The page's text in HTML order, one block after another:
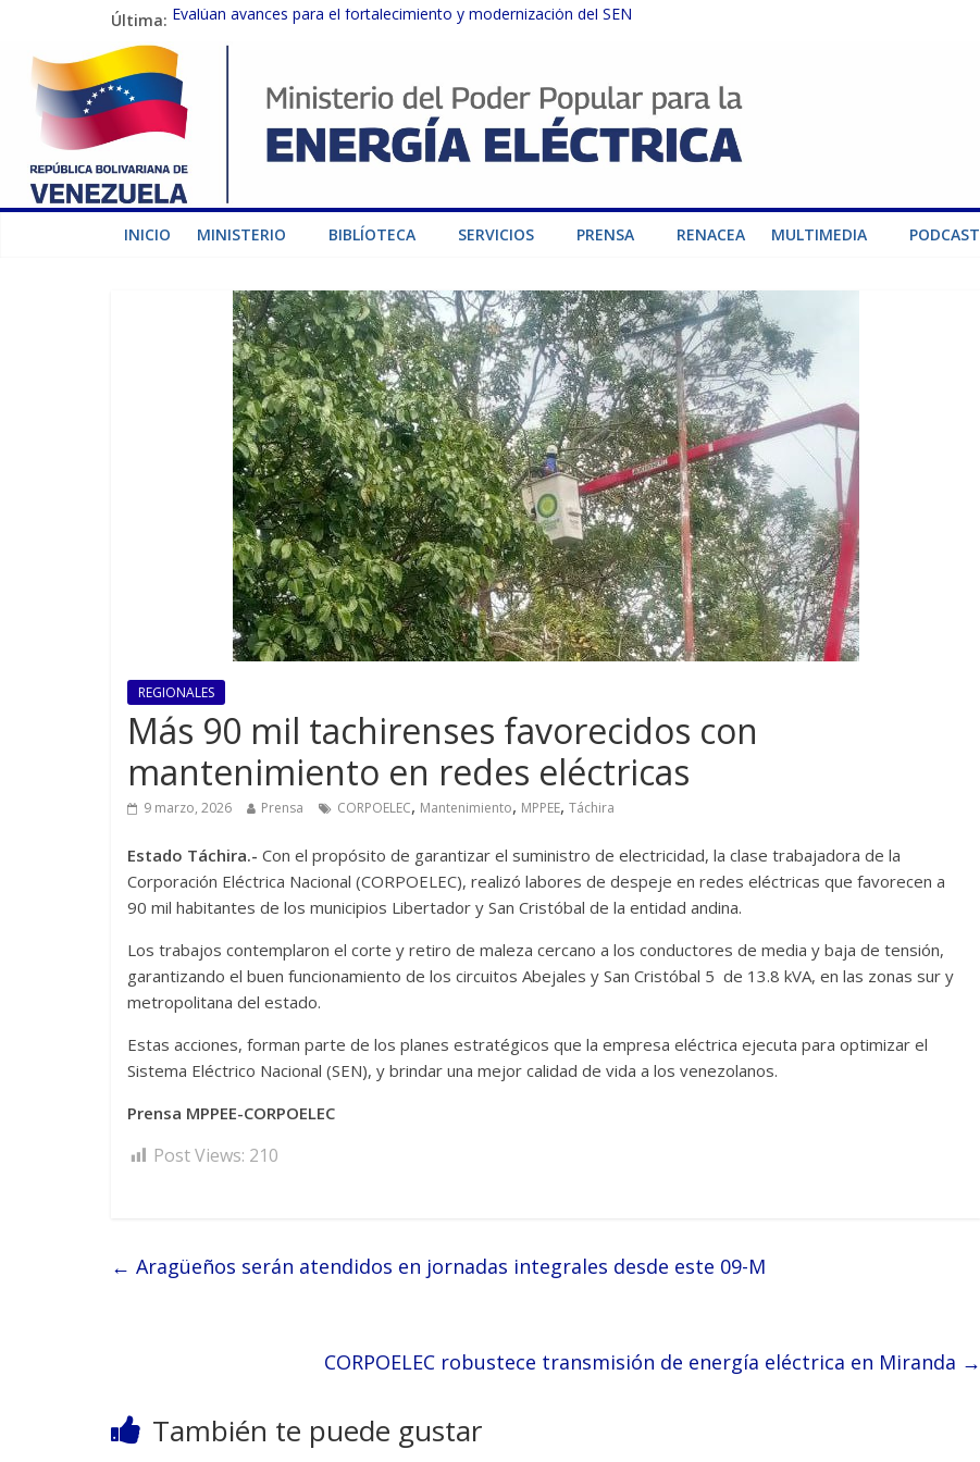
Última: Evalúan avances para el fortalecimiento y modernización del SEN
Inspeccionan trabajos de rehabilitación en instalaciones del SEN en Carabobo
Gobierno Nacional activa plan preventivo para fortalecer el SEN ante el fenómeno de El Niño
Termocarabobo recupera el 50% de su capacidad de generación para fortalecer el SEN
Condecoran a trabajadores del sector eléctrico por su heroica labor tras el doble sismo del 24-J
INICIO MINISTERIO BIBLÍOTECA SERVICIOS PRENSA RENACEA MULTIMEDIA PODCAST
REGIONALES
Más 90 mil tachirenses favorecidos con
mantenimiento en redes eléctricas
9 marzo, 2026 Prensa CORPOELEC, Mantenimiento, MPPEE, Táchira
Estado Táchira.- Con el propósito de garantizar el suministro de electricidad, la clase trabajadora de la
Corporación Eléctrica Nacional (CORPOELEC), realizó labores de despeje en redes eléctricas que favorecen a
90 mil habitantes de los municipios Libertador y San Cristóbal de la entidad andina.
Los trabajos contemplaron el corte y retiro de maleza cercano a los conductores de media y baja de tensión,
garantizando el buen funcionamiento de los circuitos Abejales y San Cristóbal 5 de 13.8 kVA, en las zonas sur y
metropolitana del estado.
Estas acciones, forman parte de los planes estratégicos que la empresa eléctrica ejecuta para optimizar el
Sistema Eléctrico Nacional (SEN), y brindar una mejor calidad de vida a los venezolanos.
Prensa MPPEE-CORPOELEC
Post Views: 210
← Aragüeños serán atendidos en jornadas integrales desde este 09-M
CORPOELEC robustece transmisión de energía eléctrica en Miranda →
También te puede gustar